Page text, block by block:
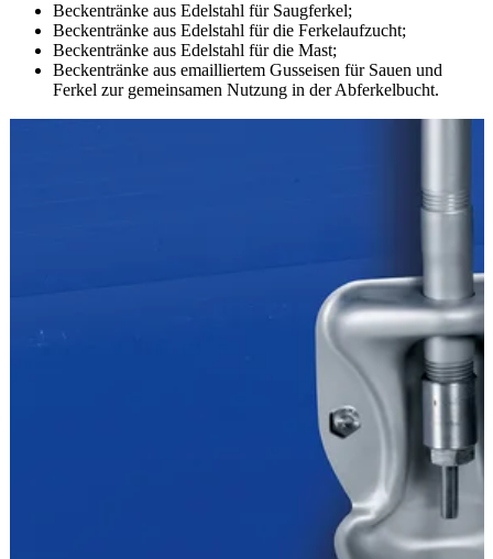
Beckentränke aus Edelstahl für Saugferkel;
Beckentränke aus Edelstahl für die Ferkelaufzucht;
Beckentränke aus Edelstahl für die Mast;
Beckentränke aus emailliertem Gusseisen für Sauen und
Ferkel zur gemeinsamen Nutzung in der Abferkelbucht.